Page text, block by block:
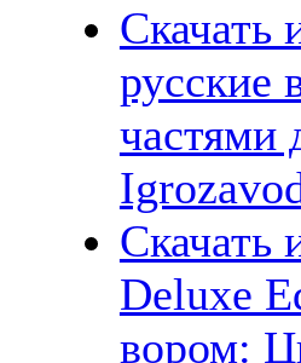
Скачать
русские
частями
Deluxe
вором: